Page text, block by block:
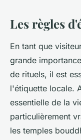
Les règles
En tant que
grande
de rituels, il est
l'étiquette locale.
essentielle de la
particulièrement
les temples